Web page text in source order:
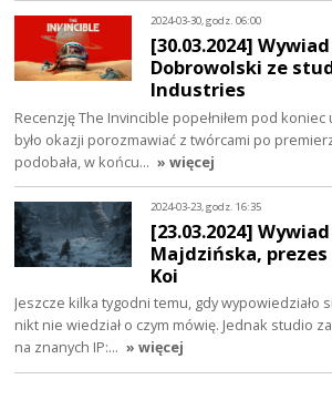
2024-03-30, godz. 06:00
[30.03.2024]
Dobrowolski ze
Industries
Recenzję The Invincible popełniłem pod
było okazji porozmawiać z twórcami po
podobała, w końcu… » więcej
2024-03-23, godz. 16:35
[23.03.2024]
Majdzińska,
Koi
Jeszcze kilka tygodni temu, gdy wypowiedziało
nikt nie wiedział o czym mówię. Jednak studio
na znanych IP:… » więcej